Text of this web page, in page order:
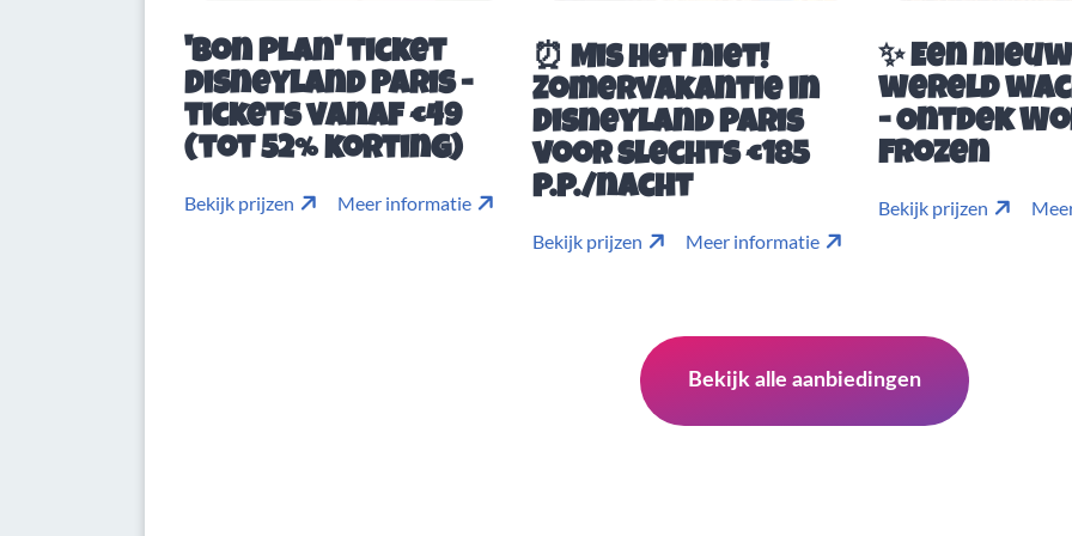
'Bon Plan' ticket
Disneyland Paris -
tickets vanaf €49
(tot 52% korting)
Bekijk prijzen Meer informatie
⏰ Mis het niet!
Zomervakantie in
Disneyland Paris
voor slechts €185
p.p./nacht
Bekijk prijzen Meer informatie
✨ Een
wereld
- Ontdek
Frozen
Bekijk prijzen
Bekijk alle aanbiedingen